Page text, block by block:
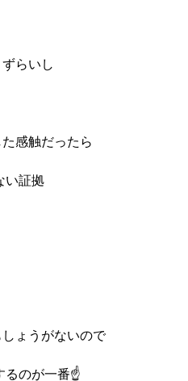
らいし
感触だったら
い証拠
ょうがないので
るのが一番☝